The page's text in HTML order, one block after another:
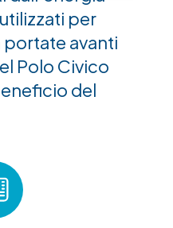
per
avanti
Polo Civico
del